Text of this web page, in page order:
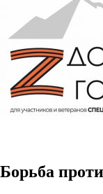
Борьба